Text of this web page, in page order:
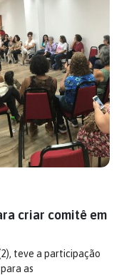
criar comitê em
teve a participação
as